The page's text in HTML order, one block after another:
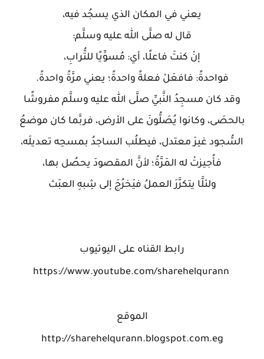
يعني في المكان الذي يسجُد فيه،
قال له صلَّى الله عليه وسلَّم:
إنْ كنتَ فاعلًا، أي: مُسوِّيًا للتُّرابِ،
فواحدةً: فافعَلْ فعلةً واحدةً؛ يعني مرَّةً واحدةً.
وقد كان مسجِدُ النَّبيِّ صلَّى الله عليه وسلَّم مفروشًا
بالحصَى، وكانوا يُصَلُّونَ على الأرض، فربَّما كان موضعُ
السُّجود غيرَ معتدل، فيطلُب الساجدُ بمسحِه تعديلَه،
فأُجيزتْ له المَرَّةُ؛ لأنَّ المقصودَ يحصُل بها،
ولئلَّا يتكرَّرَ العملُ فيَخرُجَ إلى شِبهِ العبَث
رابط القناه على اليوتيوب
الموقع
http://sharehelqurann.blogspot.com.eg